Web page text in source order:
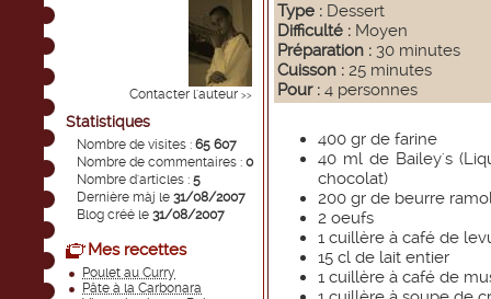
Contacter l'auteur >>
Statistiques
Nombre de visites : 65 607
Nombre de commentaires : 0
Nombre d'articles : 5
Dernière màj le 31/08/2007
Blog créé le 31/08/2007
Mes recettes
Poulet au Curry
Pâte à la Carbonara
Type : Dessert
Difficulté : Moyen
Préparation : 30 minutes
Cuisson : 25 minutes
Pour : 4 personnes
400 gr de farine
40 ml de Bailey's
chocolat)
200 gr de beurre
2 oeufs
1 cuillère à café de
15 cl de lait entier
1 cuillère à café de